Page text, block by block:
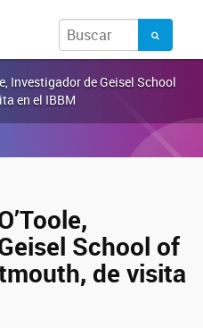
Investigador de Geisel School
en el IBBM
School of
de visita